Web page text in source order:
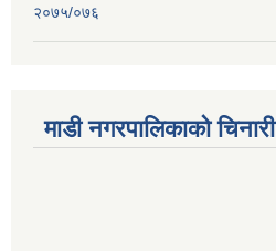
२०७५/०७६
माडी नगरपालिकाको चिनारी